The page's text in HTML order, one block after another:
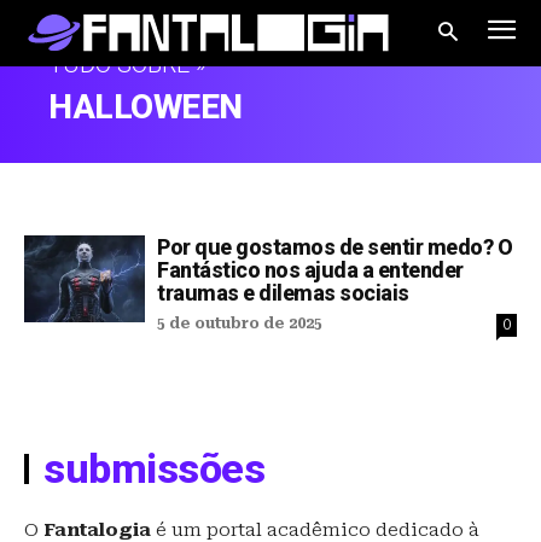
TUDO SOBRE »
HALLOWEEN
Por que gostamos de sentir medo? O
Fantástico nos ajuda a entender
traumas e dilemas sociais
5 de outubro de 2025 0
submissões
O Fantalogia é um portal acadêmico dedicado à